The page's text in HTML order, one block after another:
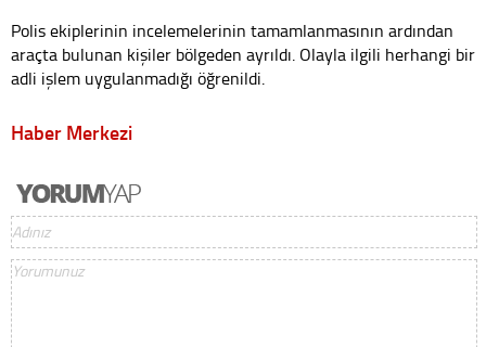
Polis ekiplerinin incelemelerinin tamamlanmasının ardından
araçta bulunan kişiler bölgeden ayrıldı. Olayla ilgili herhangi bir
adli işlem uygulanmadığı öğrenildi.
Haber Merkezi